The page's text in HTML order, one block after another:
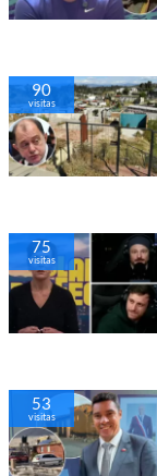
90
visitas
75
visitas
53
visitas